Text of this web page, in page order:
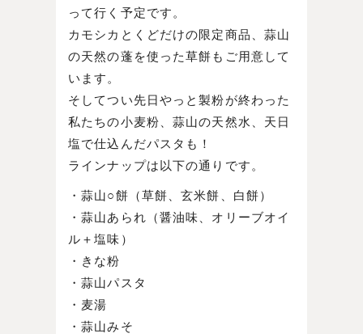
って行く予定です。
カモシカとくどだけの限定商品、蒜山
の天然の蓬を使った草餅もご用意して
います。
そしてつい先日やっと製粉が終わった
私たちの小麦粉、蒜山の天然水、天日
塩で仕込んだパスタも！
ラインナップは以下の通りです。
・蒜山○餅（草餅、玄米餅、白餅）
・蒜山あられ（醤油味、オリーブオイ
ル＋塩味）
・きな粉
・蒜山パスタ
・麦湯
・蒜山みそ